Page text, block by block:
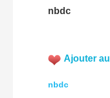
nbdc
Ajouter
nbdc